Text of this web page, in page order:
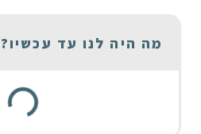
מה היה לנו עד עכשיו?